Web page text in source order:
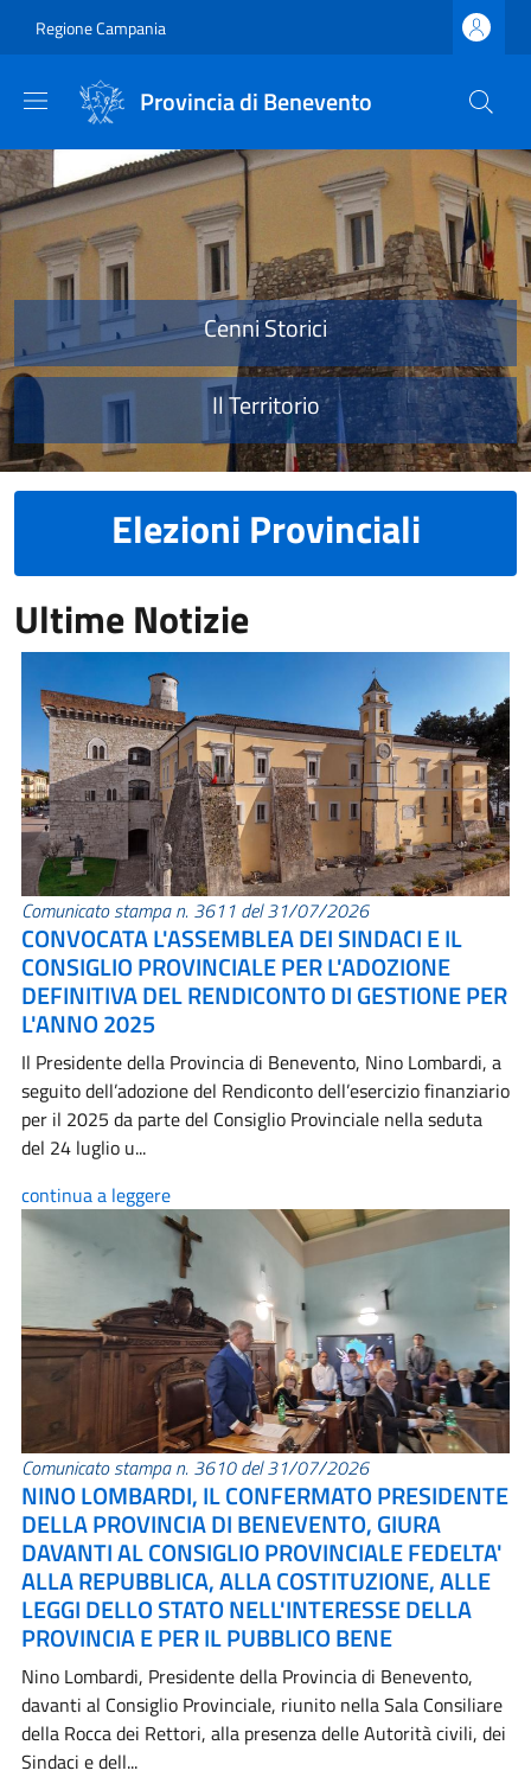
Regione Campania
Provincia di Benevento
Provincia di Benevento
Cenni Storici
Il Territorio
Elezioni Provinciali
Ultime Notizie
Comunicato stampa n. 3611 del 31/07/2026
CONVOCATA L'ASSEMBLEA DEI SINDACI E IL
CONSIGLIO PROVINCIALE PER L'ADOZIONE
DEFINITIVA DEL RENDICONTO DI GESTIONE PER
L'ANNO 2025
Il Presidente della Provincia di Benevento, Nino Lombardi, a
seguito dell’adozione del Rendiconto dell’esercizio finanziario
per il 2025 da parte del Consiglio Provinciale nella seduta
del 24 luglio u...
continua a leggere
Comunicato stampa n. 3610 del 31/07/2026
NINO LOMBARDI, IL CONFERMATO PRESIDENTE
DELLA PROVINCIA DI BENEVENTO, GIURA
DAVANTI AL CONSIGLIO PROVINCIALE FEDELTA'
ALLA REPUBBLICA, ALLA COSTITUZIONE, ALLE
LEGGI DELLO STATO NELL'INTERESSE DELLA
PROVINCIA E PER IL PUBBLICO BENE
Nino Lombardi, Presidente della Provincia di Benevento,
davanti al Consiglio Provinciale, riunito nella Sala Consiliare
della Rocca dei Rettori, alla presenza delle Autorità civili, dei
Sindaci e dell...